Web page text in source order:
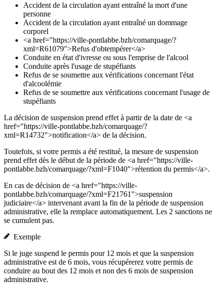
Accident de la circulation ayant entraîné la mort d'une
personne
Accident de la circulation ayant entraîné un dommage
corporel
<a href="https://ville-pontlabbe.bzh/comarquage/?
xml=R61079">Refus d'obtempérer</a>
Conduite en état d'ivresse ou sous l'emprise de l'alcool
Conduite après l'usage de stupéfiants
Refus de se soumettre aux vérifications concernant l'état
d'alcoolémie
Refus de se soumettre aux vérifications concernant l'usage de
stupéfiants
La décision de suspension prend effet à partir de la date de <a
href="https://ville-pontlabbe.bzh/comarquage/?
xml=R14732">notification</a> de la décision.
Toutefois, si votre permis a été restitué, la mesure de suspension
prend effet dès le début de la période de <a href="https://ville-
pontlabbe.bzh/comarquage/?xml=F1040">rétention du permis</a>.
En cas de décision de <a href="https://ville-
pontlabbe.bzh/comarquage/?xml=F21761">suspension
judiciaire</a> intervenant avant la fin de la période de suspension
administrative, elle la remplace automatiquement. Les 2 sanctions ne
se cumulent pas.
Exemple
Si le juge suspend le permis pour 12 mois et que la suspension
administrative est de 6 mois, vous récupérerez votre permis de
conduire au bout des 12 mois et non des 6 mois de suspension
administrative.